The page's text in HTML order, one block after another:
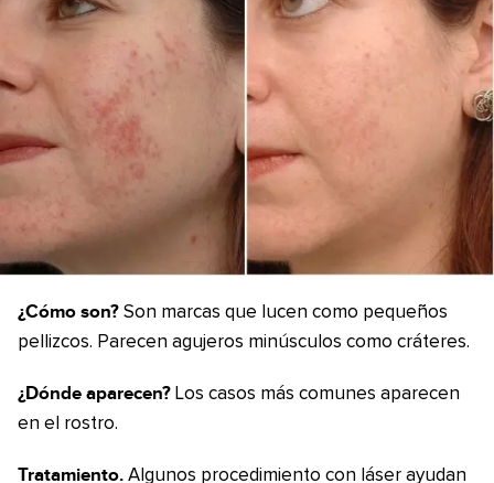
¿Cómo son? Son marcas que lucen como pequeños
pellizcos. Parecen agujeros minúsculos como cráteres.
¿Dónde aparecen? Los casos más comunes aparecen
en el rostro.
Tratamiento. Algunos procedimiento con láser ayudan